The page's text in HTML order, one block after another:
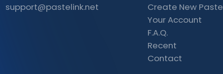
support@pastelink.net
Create New Paste
Your Account
F.A.Q.
Recent
Contact